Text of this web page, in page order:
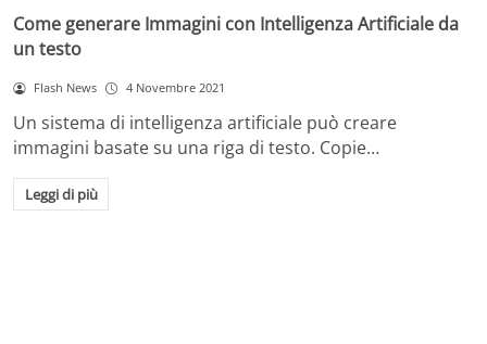
Come generare Immagini con Intelligenza Artificiale da
un testo
Flash News 4 Novembre 2021
Un sistema di intelligenza artificiale può creare
immagini basate su una riga di testo. Copie…
Leggi di più